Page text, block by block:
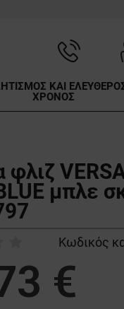
ΚΑΙ
ΧΡΟΝΟΣ
φλιζ
μπλε
Κωδικός
€